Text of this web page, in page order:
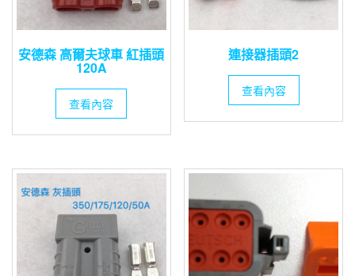
安德森 高爾夫球車 紅插頭
120A
查看內容
連接器插頭2
查看內容